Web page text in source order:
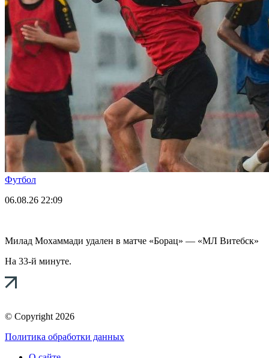
Футбол
06.08.26 22:09
Милад Мохаммади удален в матче «Борац» — «МЛ Витебск»
На 33-й минуте.
© Copyright 2026
Политика обработки данных